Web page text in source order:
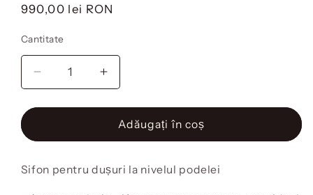
o
fereastră
Preț
990,00 lei RON
Cantitate
Cantitate
Reduceți
cantitatea
pentru
X-
Creșteți
cantitatea
pentru
Rigola
X-
Adăugați în coș
Sifon pentru dușuri la nivelul podelei